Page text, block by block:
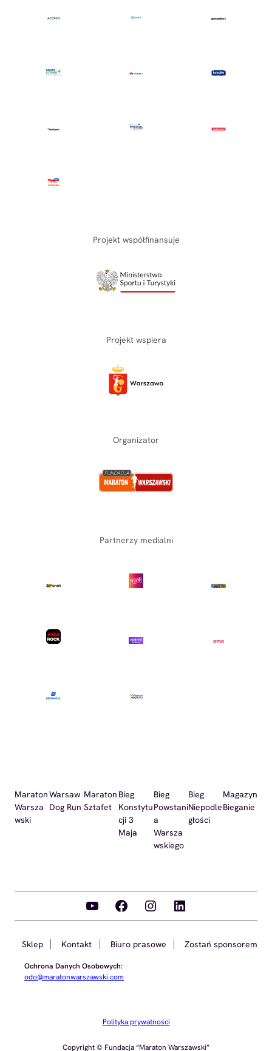
Projekt współfinansuje
Projekt wspiera
Organizator
Partnerzy medialni
Maraton
Warsza
wski
Warsaw
Dog Run
Maraton
Sztafet
Bieg
Konstytu
cji 3
Maja
Bieg
Powstani
a
Warsza
wskiego
Bieg
Niepodle
głości
Magazyn
Bieganie
YouTube Facebook Instagram LinkedIn
Sklep Kontakt Biuro prasowe Zostań sponsorem
Ochrona Danych Osobowych:
odo@maratonwarszawski.com
Polityka prywatności
Copyright © Fundacja “Maraton Warszawski”